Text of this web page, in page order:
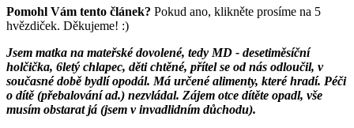
Pomohl Vám tento článek? Pokud ano, klikněte prosíme na 5
hvězdiček. Děkujeme! :)
Jsem matka na mateřské dovolené, tedy MD - desetiměsíční
holčička, 6letý chlapec, děti chtěné, přítel se od nás odloučil, v
současné době bydlí opodál. Má určené alimenty, které hradí. Péči
o dítě (přebalování ad.) nezvládal. Zájem otce dítěte opadl, vše
musím obstarat já (jsem v invadlidním důchodu).